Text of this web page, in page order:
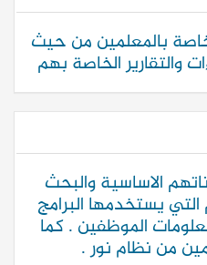
بالمعلمين من حيث
والتقارير الخاصة بهم
الاساسية والبحث
يستخدمها البرامج
الموظفين . كما
من نظام نور .